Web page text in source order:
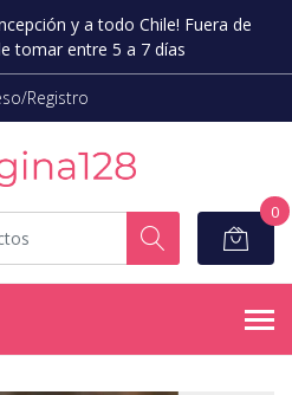
y a todo Chile! Fuera de
tomar entre 5 a 7 días
Registro
0